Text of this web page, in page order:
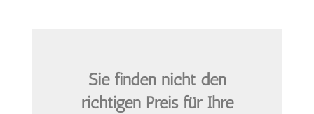
Sie finden nicht den
richtigen Preisfür Ihre